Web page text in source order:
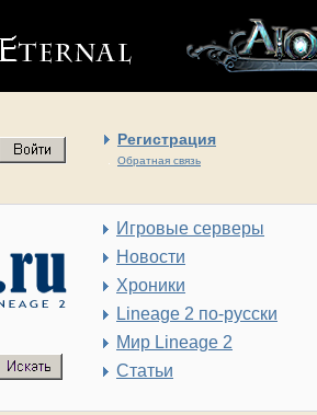
Регистрация
Обратная связь
Игровые серверы
Новости
Хроники
Lineage 2 по-русски
Мир Lineage 2
Статьи